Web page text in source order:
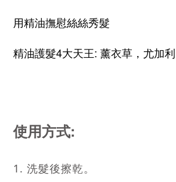
用精油撫慰絲絲秀髮
精油護髮4大天王: 薰衣草，尤加
使用方式:
1. 洗髮後擦乾。